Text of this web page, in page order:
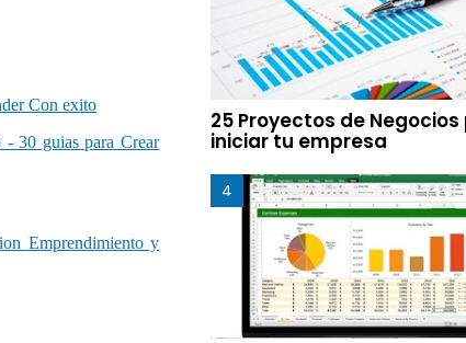
Con exito
30 guias para Crear
Emprendimiento y
25 Proyectos de
iniciar tu empresa